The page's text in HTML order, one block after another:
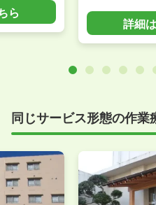
ら
詳細
同じサービス形態の作業